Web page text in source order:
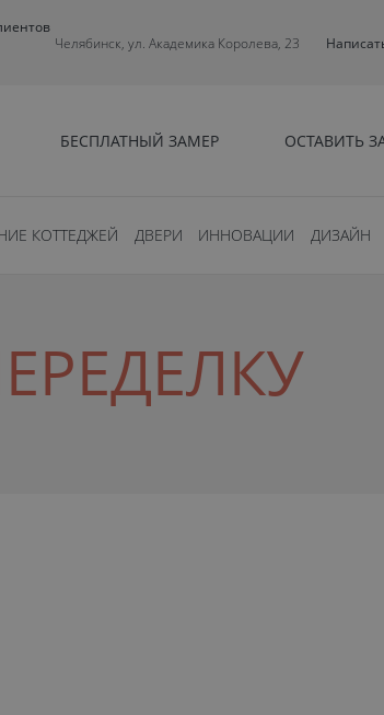
Челябинск, ул. Академика Королева, 23
БЕСПЛАТНЫЙ ЗАМЕР ОСТАВИТЬ
КОТТЕДЖЕЙ ДВЕРИ ИННОВАЦИИ ДИЗАЙН